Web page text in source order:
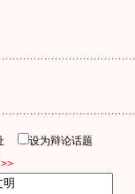
设为辩论话题